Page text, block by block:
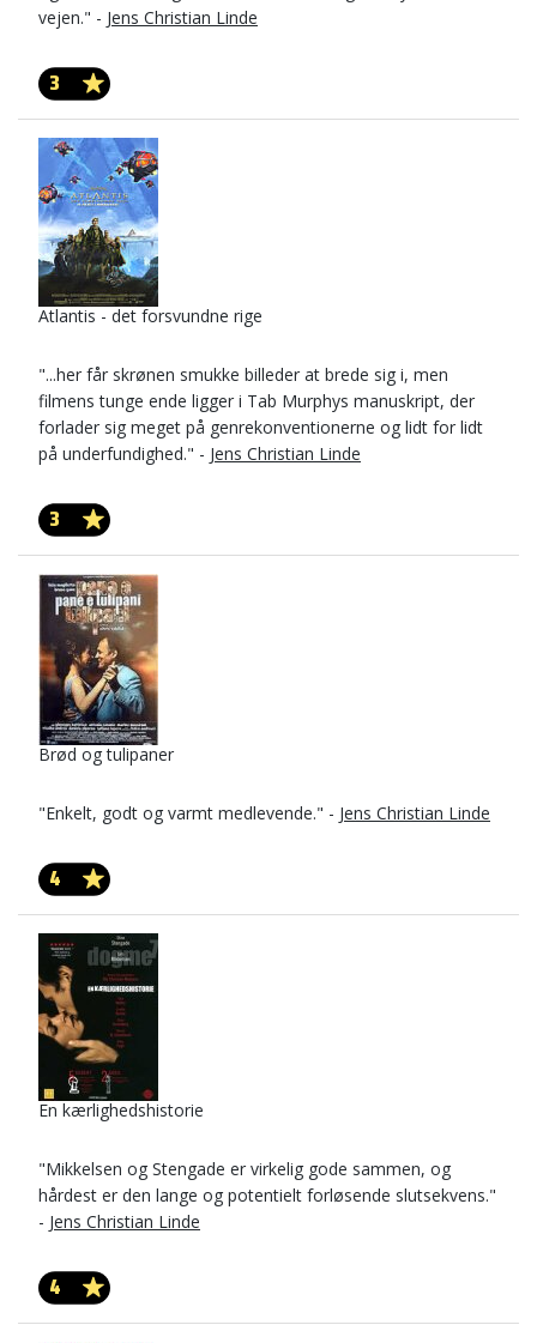
vejen." - Jens Christian Linde
3
Atlantis - det forsvundne rige
"...her får skrønen smukke billeder at brede sig i, men
filmens tunge ende ligger i Tab Murphys manuskript, der
forlader sig meget på genrekonventionerne og lidt for lidt
på underfundighed." - Jens Christian Linde
3
Brød og tulipaner
"Enkelt, godt og varmt medlevende." - Jens Christian Linde
4
En kærlighedshistorie
"Mikkelsen og Stengade er virkelig gode sammen, og
hårdest er den lange og potentielt forløsende slutsekvens."
- Jens Christian Linde
4